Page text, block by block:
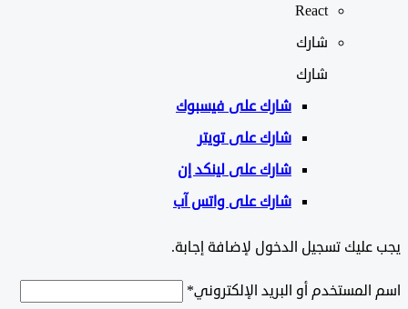
React
شارك
شارك علىفيسبوك
شارك على تويتر
شارك على لينكد إن
شارك على واتس آب
تسجيل الدخول لإضافة إجابة.
أو البريد الإلكتروني*